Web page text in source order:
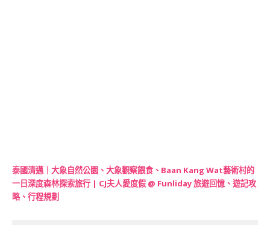
泰國清邁｜大象自然公園、大象觀察餵食、Baan Kang Wat藝術村的
一日深度森林探索旅行 | CJ夫人愛度假 @ Funliday 旅遊回憶、遊記攻
略、行程規劃